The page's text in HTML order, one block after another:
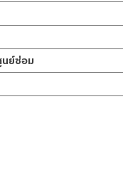
ำ ผลิตจากวัสดุสแตนเลส
ผลิตจากวัสดุสแตนเลส
งาน ทำความสะอาดง่าย รู
ผลิตภัณฑ์
สียหายอื่น ๆ นอกจากการใ
การใช้ผ้านุ่มๆชุบน้ำหมาดๆแล้
นกรด ในการทำความสะอา
นย์ซ่อม